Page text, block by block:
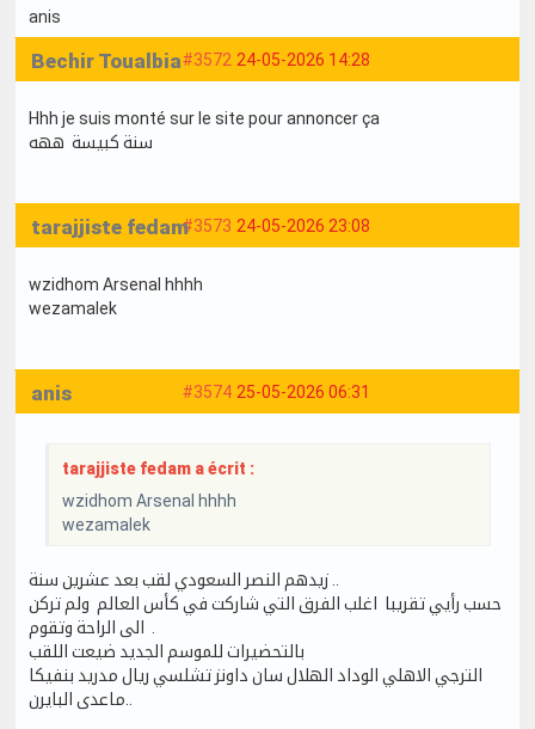
anis
#3572 24-05-2026 14:28
Bechir Toualbia
Hhh je suis monté sur le site pour annoncer ça
سنة كبيسة ههه
#3573 24-05-2026 23:08
tarajjiste fedam
wzidhom Arsenal hhhh
wezamalek
#3574 25-05-2026 06:31
anis
tarajjiste fedam a écrit :
wzidhom Arsenal hhhh
wezamalek
حسب رأيي تقريبا اغلب الفرق التي شاركت في كأس العالم ولم تركن
بالتحضيرات للموسم الجديد ضيعت اللقب
الترجي الاهلي الوداد الهلال سان داونز تشلسي ريال مدريد بنفيكا